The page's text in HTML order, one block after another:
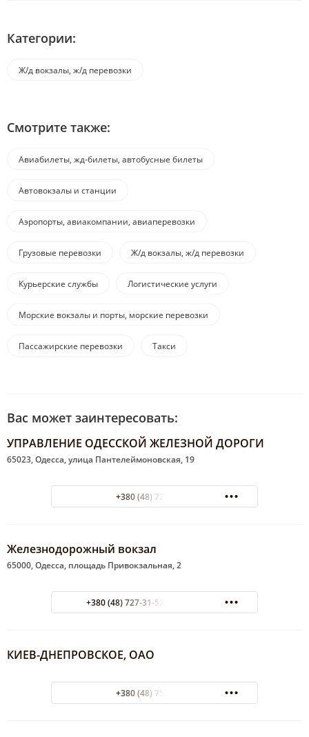
Категории:
Ж/д вокзалы, ж/д перевозки
Смотрите также:
Авиабилеты, жд-билеты, автобусные билеты
Автовокзалы и станции
Аэропорты, авиакомпании, авиаперевозки
Грузовые перевозки Ж/д вокзалы, ж/д перевозки
Курьерские службы Логистические услуги
Морские вокзалы и порты, морские перевозки
Пассажирские перевозки Такси
Вас может заинтересовать:
УПРАВЛЕНИЕ ОДЕССКОЙ ЖЕЛЕЗНОЙ ДОРОГИ
65023, Одесса, улица Пантелеймоновская, 19
+380 (48) 727-42-50
Железнодорожный вокзал
65000, Одесса, площадь Привокзальная, 2
+380 (48) 727-31-52 Сервис-центр
КИЕВ-ДНЕПРОВСКОЕ, ОАО
+380 (48) 750-49-44